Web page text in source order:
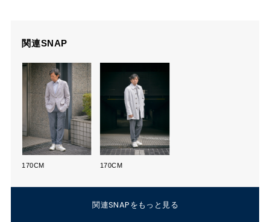
関連SNAP
170CM 170CM
関連SNAPをもっと見る